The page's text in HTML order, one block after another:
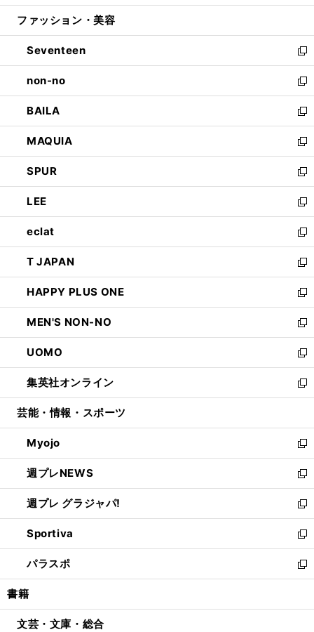
開
ウ
開
く
ン
ウ
で
開
く
ウ
ン
ド
ウ
で
開
く
ファッション・美容
Seventeen
新
し
い
ウ
ィ
ン
ド
ウ
で
開
く
non-no
新
し
い
ウ
ィ
ン
ド
ウ
で
開
く
BAILA
新
し
い
ウ
ィ
ン
ド
ウ
で
開
く
MAQUIA
新
し
い
ウ
ィ
ン
ド
ウ
で
開
く
SPUR
新
し
い
ウ
ィ
ン
ド
ウ
で
開
く
LEE
新
し
い
ウ
ィ
ン
ド
ウ
で
開
く
eclat
新
し
い
ウ
ィ
ン
ド
ウ
で
開
く
T JAPAN
新
し
い
ウ
ィ
ン
ド
ウ
で
開
HAPPY PLUS ONE
新
し
い
ウ
ィ
ン
ド
ウ
開
く
MEN'S NON-NO
新
し
い
ウ
ィ
ン
ウ
で
開
く
UOMO
新
し
い
ウ
ン
ド
ウ
で
開
く
集英社オンライン
新
し
ウ
ィ
ン
ド
ウ
で
開
く
芸能・情報・スポーツ
Myojo
新
し
い
ウ
ィ
ン
ド
ウ
で
開
週プレNEWS
新
し
い
ウ
ィ
ン
ド
ウ
開
週プレ グラジャパ!
新
し
い
ウ
ィ
ン
ウ
Sportiva
新
し
い
ウ
ン
パラスポ
新
し
ウ
書籍
文芸・文庫・総合